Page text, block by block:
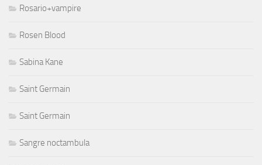
Rosario+vampire
Rosen Blood
Sabina Kane
Saint Germain
Saint Germain
Sangre noctambula